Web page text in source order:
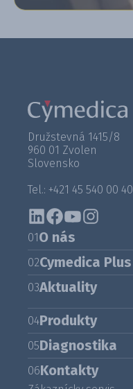
Družstevná 1415/8
960 01 Zvolen
Slovensko
Tel.: +421 45 540 00 40
01O nás
02Cymedica Plus
03Aktuality
04Produkty
05Diagnostika
06Kontakty